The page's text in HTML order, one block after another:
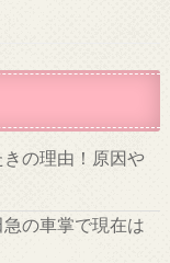
の理由！原因や
の車掌で現在は